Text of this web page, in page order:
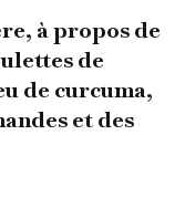
à propos de
de
de curcuma,
et des